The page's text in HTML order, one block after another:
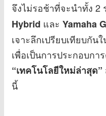
จึงไม่รอช้าที่จะนำทั้ง 2
Hybrid และ Yamaha
เจาะลึกเปรียบเทียบกั
เพื่อเป็นการประกอบก
“เทคโนโลยีใหม่ล่าสุด”
นี้